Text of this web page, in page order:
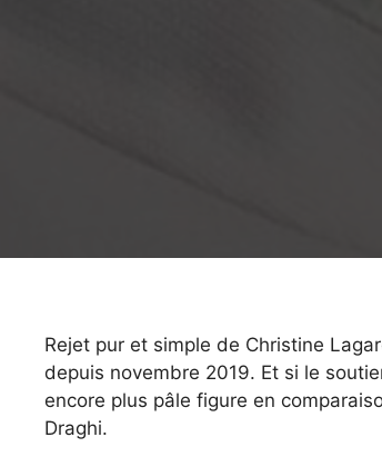
Rejet pur et simple de Christine
depuis novembre 2019. Et si le
encore plus pâle figure en
Draghi.